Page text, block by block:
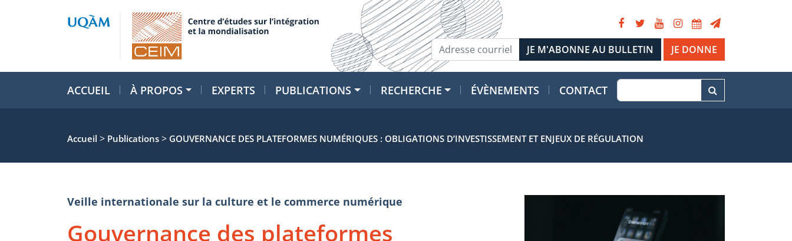
JE DONNE
ACCUEIL À PROPOS EXPERTS PUBLICATIONS RECHERCHE ÉVÈNEMENTS CONTACT
Accueil > Publications > GOUVERNANCE DES PLATEFORMES NUMÉRIQUES : OBLIGATIONS D’INVESTISSEMENT ET ENJEUX DE RÉGULATION
Veille internationale sur la culture et le commerce numérique
Gouvernance des plateformes